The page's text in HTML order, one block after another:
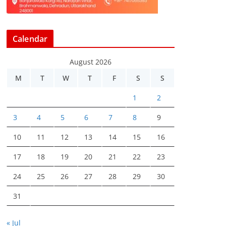
Calendar
August 2026
M
T W T F S S
1 2
3 4 5 6 7 8 9
10 11 12 13 14 15 16
17 18 19 20 21 22 23
24 25 26 27 28 29 30
31
« Jul